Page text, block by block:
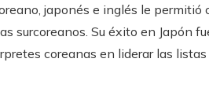
japonés e inglés le permitió
surcoreanos. Su éxito en Japón
coreanas en liderar las